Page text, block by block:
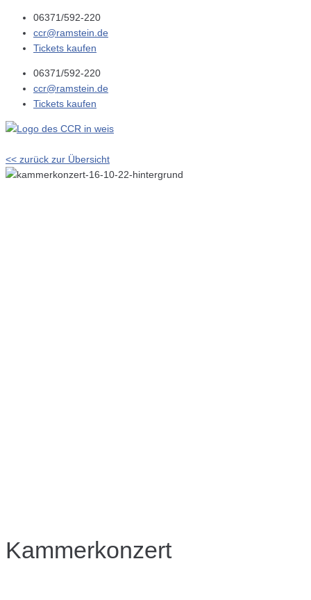
06371/592-220
ccr@ramstein.de
Tickets kaufen
06371/592-220
ccr@ramstein.de
Tickets kaufen
<< zurück zur Übersicht
Kammerkonzert